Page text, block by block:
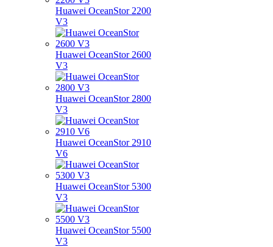
Huawei OceanStor 2200
V3
Huawei OceanStor 2600
V3
Huawei OceanStor 2800
V3
Huawei OceanStor 2910
V6
Huawei OceanStor 5300
V3
Huawei OceanStor 5500
V3